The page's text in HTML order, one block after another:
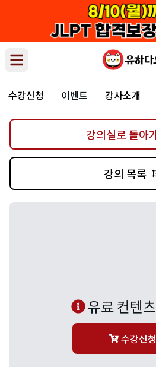
Open main menu
수강신청 이벤트 강사소개
강의실로 돌아
강의 목록
유료 컨텐
수강신청